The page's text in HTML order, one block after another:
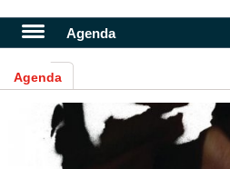
Agenda
Agenda